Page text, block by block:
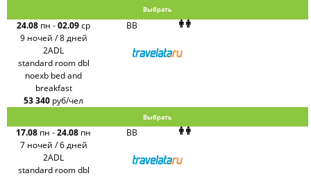
Выбрать
24.08 пн -02.09ср
9 ночей / 8 дней
BB
2ADL
standard room dbl
noexb bed and
breakfast
53 340 руб/чел
Выбрать
17.08 пн -24.08 пн
7 ночей / 6 дней
BB
2ADL
standard room dbl